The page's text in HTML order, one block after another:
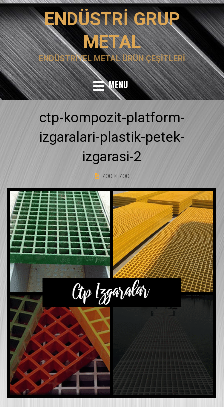
Skip
to
content
ENDÜSTRI GRUP
METAL
ENDÜSTRIYEL METAL ÜRÜN ÇEŞITLERI
MENU
ctp-kompozit-platform-
izgaralari-plastik-petek-
izgarasi-2
Posted2 Eylül 2020
700 × 700